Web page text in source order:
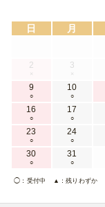
日 月
2
×
3
×
9
○
10
○
16
○
17
○
23
○
24
○
30
○
31
○
◯ ：受付中 ▲ ：残りわずか